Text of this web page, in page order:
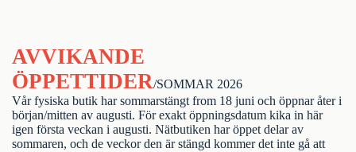
AVVIKANDE
ÖPPETTIDER/SOMMAR 2026
Vår fysiska butik har sommarstängt from 18 juni och öppnar åter i
början/mitten av augusti. För exakt öppningsdatum kika in här
igen första veckan i augusti. Nätbutiken har öppet delar av
sommaren, och de veckor den är stängd kommer det inte gå att